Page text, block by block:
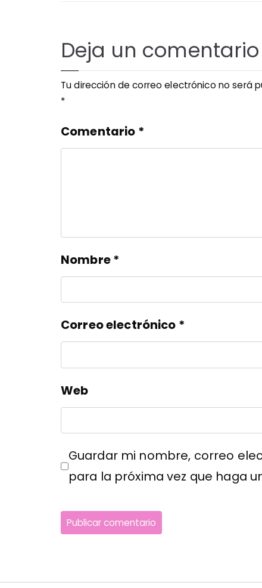
Deja un comentario
Tu dirección de correo electrónico no será
*
Comentario *
Nombre*
Correo electrónico *
Web
Guardar mi nombre, correo
para la próxima vez que haga